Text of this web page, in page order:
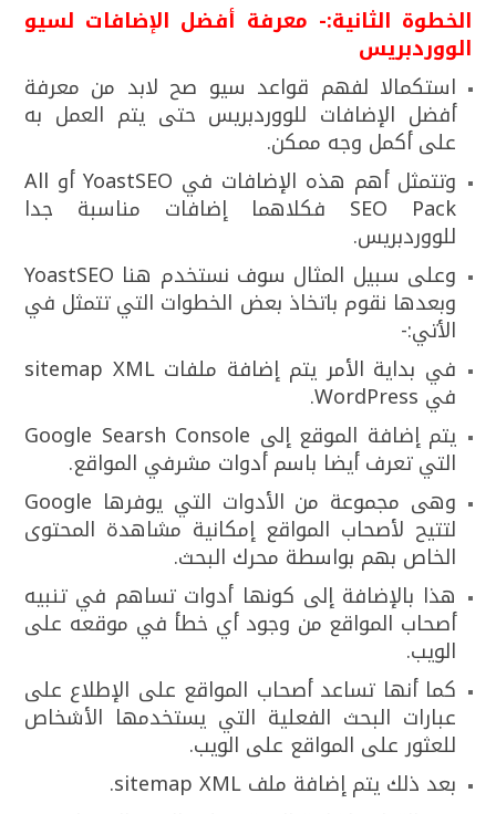
الخطوة الثانية:- معرفة أفضل الإضافات لسيو
الووردبريس
استكمالا لفهم قواعد سيو صح لابد من معرفة
أفضل الإضافات للووردبريس حتى يتم العمل به
على أكمل وجه ممكن.
وتتمثل أهم هذه الإضافات في YoastSEO أو All
SEO Pack فكلاهما إضافات مناسبة جدا
للووردبريس.
وعلى سبيل المثال سوف نستخدم هنا YoastSEO
وبعدها نقوم باتخاذ بعض الخطوات التي تتمثل في
الأتي:-
في بداية الأمر يتم إضافة ملفات sitemap XML
في WordPress.
يتم إضافة الموقع إلى Google Searsh Console
التي تعرف أيضا باسم أدوات مشرفي المواقع.
وهى مجموعة من الأدوات التي يوفرها Google
لتتيح لأصحاب المواقع إمكانية مشاهدة المحتوى
الخاص بهم بواسطة محرك البحث.
هذا بالإضافة إلى كونها أدوات تساهم في تنبيه
أصحاب المواقع من وجود أي خطأ في موقعه على
الويب.
كما أنها تساعد أصحاب المواقع على الإطلاع على
عبارات البحث الفعلية التي يستخدمها الأشخاص
للعثور على المواقع على الويب.
بعد ذلك يتم إضافة ملف sitemap XML.